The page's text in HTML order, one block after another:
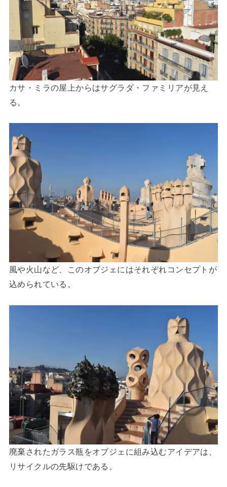
カサ・ミラの屋上からはサグラダ・ファミリアが見え
る。
風や火山など、このオブジェにはそれぞれコンセプトが
込められている。
廃棄されたガラス瓶をオブジェに組み込むアイデアは、
リサイクルの先駆けである。